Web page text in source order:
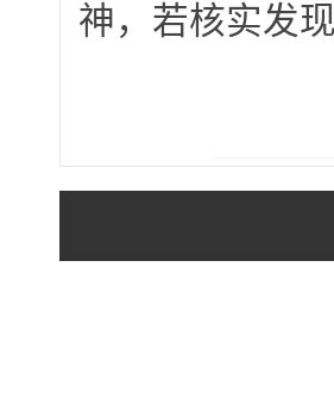
神，若核实发